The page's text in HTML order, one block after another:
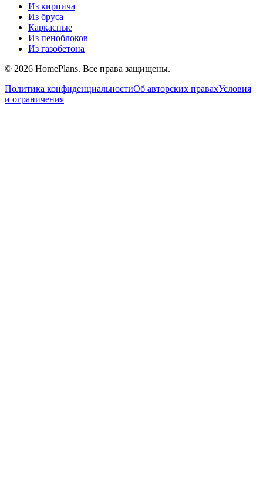
Из кирпича
Из бруса
Каркасные
Из пеноблоков
Из газобетона
© 2026 HomePlans. Все права защищены.
Политика конфиденциальностиОб авторских правахУсловия
и ограничения